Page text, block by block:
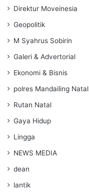
Direktur Moveinesia
Geopolitik
M Syahrus Sobirin
Galeri & Advertorial
Ekonomi & Bisnis
polres Mandailing Natal
Rutan Natal
Gaya Hidup
Lingga
NEWS MEDIA
dean
lantik